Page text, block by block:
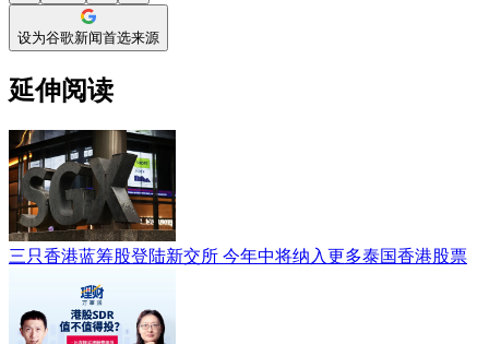
设为谷歌新闻首选来源
延伸阅读
三只香港蓝筹股登陆新交所 今年中将纳入更多泰国香港股票